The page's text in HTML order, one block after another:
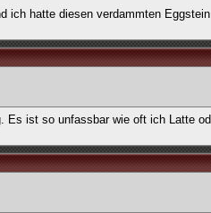
ich hatte diesen verdammten
Es ist so unfassbar wie oft ich Latte